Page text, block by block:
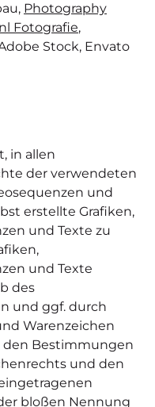
Photography
Fotografie,
Stock, Envato
in allen
der verwendeten
und
erstellte Grafiken,
und Texte zu
und Texte
des
und ggf. durch
Warenzeichen
Bestimmungen
und den
bloßen Nennung